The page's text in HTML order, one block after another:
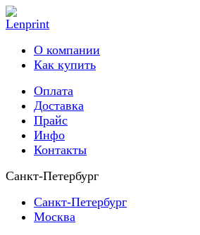
О компании
Как купить
Оплата
Доставка
Прайс
Инфо
Контакты
Санкт-Петербург
Санкт-Петербург
Москва